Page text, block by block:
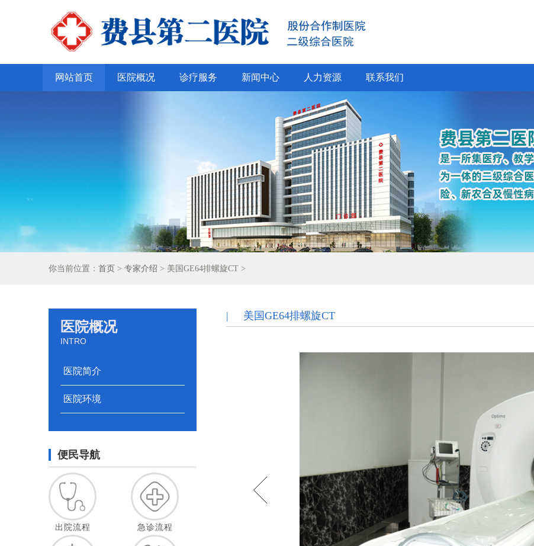
网站首页 医院概况 诊疗服务 新闻中心 人力资源 联系我们
你当前位置： 首页 > 专家介绍 > 美国GE64排螺旋CT >
医院概况
INTRO
医院简介
医院环境
便民导航
出院流程 急诊流程
| 美国GE64排螺旋CT